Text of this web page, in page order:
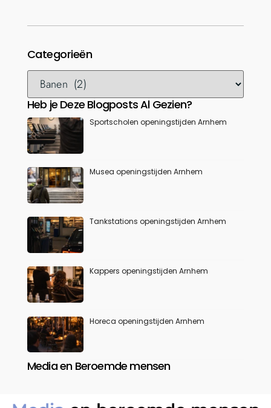
Categorieën
Heb je Deze Blogposts Al Gezien?
Sportscholen openingstijden Arnhem
Musea openingstijden Arnhem
Tankstations openingstijden Arnhem
Kappers openingstijden Arnhem
Horeca openingstijden Arnhem
Media en Beroemde mensen